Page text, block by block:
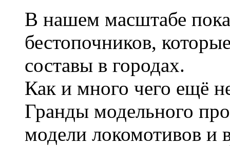
В нашем масштабе
бестопочников,
составы в городах.
Как и много чего ещё
Гранды модельного
модели локомотивов и